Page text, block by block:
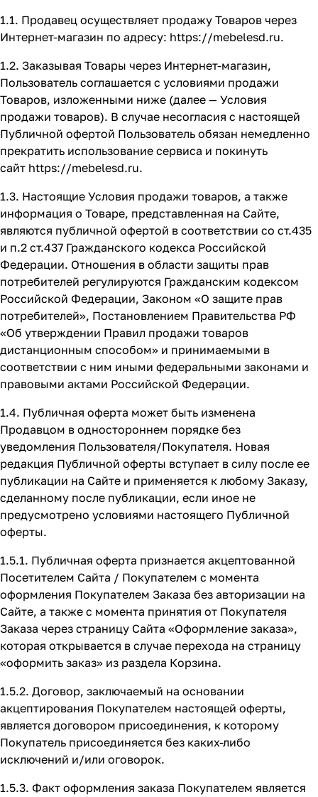
1.1. Продавец осуществляет продажу Товаров через
Интернет-магазин по адресу: https://mebelesd.ru.
1.2. Заказывая Товары через Интернет-магазин,
Пользователь соглашается с условиями продажи
Товаров, изложенными ниже (далее — Условия
продажи товаров). В случае несогласия с настоящей
Публичной офертой Пользователь обязан немедленно
прекратить использование сервиса и покинуть
сайт https://mebelesd.ru.
1.3. Настоящие Условия продажи товаров, а также
информация о Товаре, представленная на Сайте,
являются публичной офертой в соответствии со ст.435
и п.2 ст.437 Гражданского кодекса Российской
Федерации. Отношения в области защиты прав
потребителей регулируются Гражданским кодексом
Российской Федерации, Законом «О защите прав
потребителей», Постановлением Правительства РФ
«Об утверждении Правил продажи товаров
дистанционным способом» и принимаемыми в
соответствии с ним иными федеральными законами и
правовыми актами Российской Федерации.
1.4. Публичная оферта может быть изменена
Продавцом в одностороннем порядке без
уведомления Пользователя/Покупателя. Новая
редакция Публичной оферты вступает в силу после ее
публикации на Сайте и применяется к любому Заказу,
сделанному после публикации, если иное не
предусмотрено условиями настоящего Публичной
оферты.
1.5.1. Публичная оферта признается акцептованной
Посетителем Сайта / Покупателем с момента
оформления Покупателем Заказа без авторизации на
Сайте, а также с момента принятия от Покупателя
Заказа через страницу Сайта «Оформление заказа»,
которая открывается в случае перехода на страницу
«оформить заказ» из раздела Корзина.
1.5.2. Договор, заключаемый на основании
акцептирования Покупателем настоящей оферты,
является договором присоединения, к которому
Покупатель присоединяется без каких-либо
исключений и/или оговорок.
1.5.3. Факт оформления заказа Покупателем является